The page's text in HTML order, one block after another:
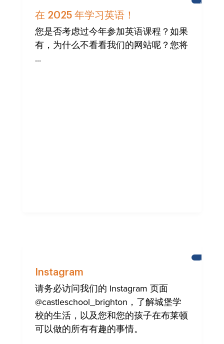
城
在 2025 年学习英语！
您是否考虑过今年参加英语课程？如果
有，为什么不看看我们的网站呢？您将
...
布
Instagram
请务必访问我们的 Instagram 页面
@castleschool_brighton，了解城堡学
校的生活，以及您和您的孩子在布莱顿
可以做的所有有趣的事情。